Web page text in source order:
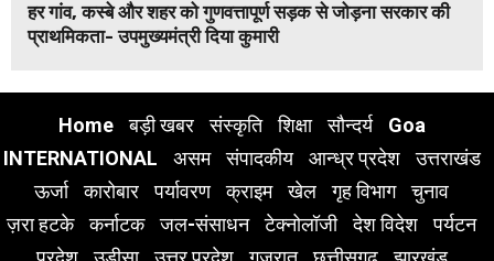
हर गांव, कस्बे और शहर को गुणवत्तापूर्ण सड़क से जोड़ना सरकार की
प्राथमिकता- उपमुख्यमंत्री दिया कुमारी
Home बड़ी खबर संस्कृति शिक्षा सौन्दर्य
Goa
INTERNATIONAL
असम संपादकीय आन्ध्र प्रदेश
उत्तराखंड
ऊर्जा
कारोबार पर्यावरण क्राइम खेल गृह विभाग
चुनाव
ज़रा हटके
कर्नाटक जल-संसाधन टेक्नोलॉजी देश विदेश
पर्यटन